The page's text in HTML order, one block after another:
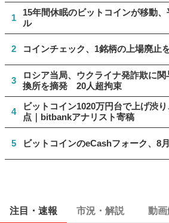
1
15年間休眠のビットコインが移動
ル
2 コインチェック、1銘柄の上場廃止
3
ロシア当局、ウクライナ発詐欺に
換所を摘発 20人超拘束
4
ビットコイン1020万円台で上げ渋
点｜bitbankアナリスト寄稿
5 ビットコインのeCashフォーク、8
注目・速報 市況・解説 動